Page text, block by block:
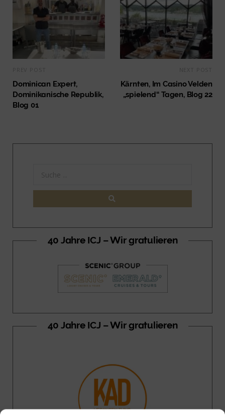
Dominican Expert,
Dominikanische Republik,
Blog 01
Kärnten, Im Casino Velden
„spielend“ Tagen, Blog 22
40 Jahre ICJ – Wir gratulieren
40 Jahre ICJ – Wir gratulieren